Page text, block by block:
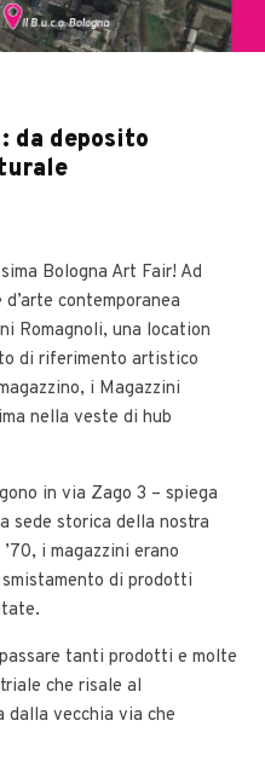
da deposito
Bologna Art Fair! Ad
contemporanea
Romagnoli, una location
di riferimento artistico
i Magazzini
nella veste di hub
in via Zago 3 – spiega
sede storica della nostra
i magazzini erano
di prodotti
tanti prodotti e molte
che risale al
dalla vecchia via che